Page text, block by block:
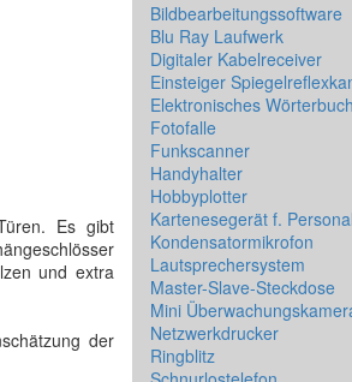
Es gibt
und extra
der
Bildbearbeitungssoftware
Blu Ray Laufwerk
Digitaler Kabelreceiver
Einsteiger
Elektronisches Wörterbuch
Fotofalle
Funkscanner
Handyhalter
Hobbyplotter
Kartenesegerät f.
Kondensatormikrofon
Lautsprechersystem
Master-Slave-Steckdose
Mini
Netzwerkdrucker
Ringblitz